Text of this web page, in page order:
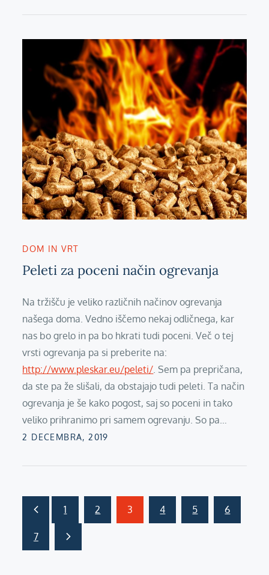
DOM IN VRT
Peleti za poceni način ogrevanja
Na tržišču je veliko različnih načinov ogrevanja
našega doma. Vedno iščemo nekaj odličnega, kar
nas bo grelo in pa bo hkrati tudi poceni. Več o tej
vrsti ogrevanja pa si preberite na:
http://www.pleskar.eu/peleti/. Sem pa prepričana,
da ste pa že slišali, da obstajajo tudi peleti. Ta način
ogrevanja je še kako pogost, saj so poceni in tako
veliko prihranimo pri samem ogrevanju. So pa…
Posted
2 DECEMBRA, 2019
Številčenje
prispevkov
1 2 3 4 5 6
7